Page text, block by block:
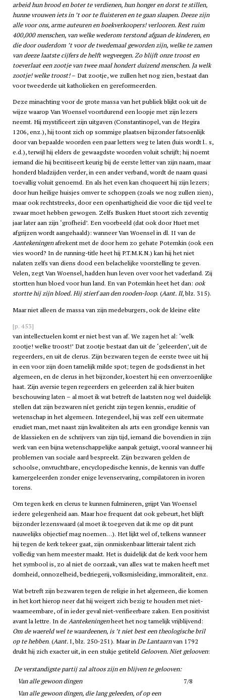
arbeid hun brood en boter te verdienen, hun honger en dorst te stillen,
hunne vrouwen iets in ’t oor te fluisteren en te gaan slaapen. Deeze zijn
alle voor ons, arme auteuren en boekverkoopers! verlooren. Rest ruim
400,000 menschen, van welke wederom terstond afgaan de kinderen, en
die door ouderdom ’t voor de twedemaal geworden zijn, welke te zamen
van deeze laatste cijfers de helft wegveegen. Zo blijft onze troost en
toeverlaat een zootje van twee maal hondert duizend menschen. Ja welk
zootje! welke troost!– Dat zootje, we zullen het nog zien, bestaat dan
voor tweederde uit katholieken en gereformeerden.
Deze minachting voor de grote massa van het publiek blijkt ook uit de
wijze waarop Van Woensel voortdurend een loopje met zijn lezers
neemt. Hij mystificeert zijn uitgaven (Constantinopel, van de Hegira
1206, enz.), hij toont zich op sommige plaatsen bijzonder fatsoenlijk
door van bepaalde woorden een paar letters weg te laten (luis wordt l.. s,
e.d.), terwijl hij elders de gewaagdste woorden voluit schrijft; hij noemt
iemand die hij becritiseert keurig bij de eerste letter van zijn naam, maar
honderd bladzijden verder, in een ander verband, wordt de naam quasi
toevallig voluit genoemd. En als het even kan choqueert hij zijn lezers;
door hun heilige huisjes omver te schoppen (zoals we nog zullen zien),
maar ook rechtstreeks, door een openhartigheid die voor die tijd veel te
zwaar moet hebben gewogen. Zelfs Busken Huet stoort zich zeventig
jaar later aan zijn ‘grofheid’. Een voorbeeld (dat ook door Huet met
afgrijzen wordt aangehaald): wanneer Van Woensel in dl. II van de
Aantekeningenafrekent met de door hem zo gehate Potemkin (ook een
vies woord? In de running-title heet hij P.T.M.K.N.) kan hij het niet
nalaten zelfs van diens dood een belachelijke voorstelling te geven.
Velen, zegt Van Woensel, hadden hun leven over voor het vaderland. Zij
stortten hun bloed voor hun land. En van Potemkin heet het dan: ook
stortte hij zijn bloed. Hij stierf aan den rooden-loop. (Aant. II, blz. 315).
Maar niet alleen de massa van zijn medeburgers, ook de kleine elite
[p. 453]
van intellectuelen komt er niet best van af. We zagen het al: ‘welk
zootje! welke troost!’ Dat zootje bestaat dan uit de ‘geleerden’, uit de
regeerders, en uit de clerus. Zijn bezwaren tegen de eerste twee uit hij
in een voor zijn doen tamelijk milde spot; tegen de godsdienst in het
algemeen, en de clerus in het bijzonder, koestert hij een onverzoenlijke
haat. Zijn aversie tegen regeerders en geleerden zal ik hier buiten
beschouwing laten – al moet ik wat betreft de laatsten nog wel duidelijk
stellen dat zijn bezwaren níet gericht zijn tegen kennis, eruditie of
wetenschap in het algemeen. Integendeel, hij was zelf een uitermate
erudiet man, met naast zijn kwaliteiten als arts een grondige kennis van
de klassieken en de schrijvers van zijn tijd, iemand die bovendien in zijn
werk van een bijna wetenschappelijke aanpak getuigt, vooral wanneer hij
problemen van sociale aard bespreekt. Zijn bezwaren gelden de
schoolse, onvruchtbare, encyclopedische kennis, de kennis van duffe
kamergeleerden zonder enige levenservaring, compilatoren in ivoren
torens.
Om tegen kerk en clerus te kunnen fulmineren, grijpt Van Woensel
iedere gelegenheid aan. Maar hoe frequent dat ook gebeurt, het blijft
bijzonder lezenswaard (al moet ik toegeven dat ik me op dit punt
nauwelijks objectief mag noemen…). Het lijkt wel of, telkens wanneer
hij tegen de kerk tekeer gaat, zijn onmiskenbaar litterair talent zich
volledig van hem meester maakt. Het is duidelijk dat de kerk voor hem
het symbool is, zo al niet de oorzaak, van alles wat te maken heeft met
domheid, onnozelheid, bedriegerij, volksmisleiding, immoraliteit, enz.
Wat betreft zijn bezwaren tegen de religie in het algemeen, die komen
in het kort hierop neer dat hij weigert zich bezig te houden met niet-
waarneembare, of in ieder geval niet-verifieerbare zaken. Een positivist
avant la lettre. In de Aantekeningenheet het nog tamelijk vrijblijvend:
Om de waereld wel te waardeenen, is ’t niet best een theologische bril
op te hebben. (Aant.I, blz. 250-251). Maar inDe Lantaarnvan 1792
drukt hij zich exacter uit, in een stukje getiteld Gelooven. Niet gelooven:
De verstandigste partij zal altoos zijn en blijven te gelooven:
Van alle gewoon dingen
7/8
Van alle gewoon dingen, die lang geleeden, of op een